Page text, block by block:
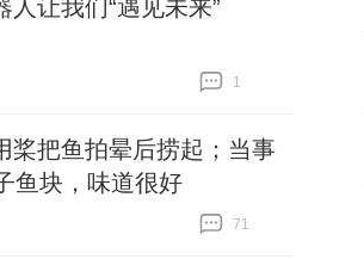
让我们“遇见未来”
1
桨把鱼拍晕后捞起；当事
鱼块，味道很好
71